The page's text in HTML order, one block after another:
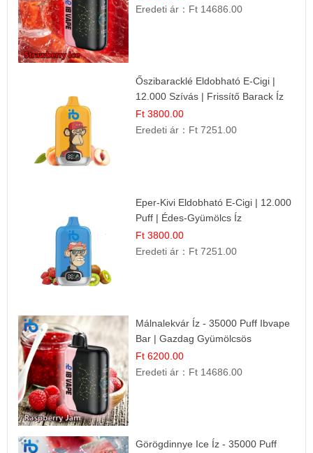
Eredeti ár： Ft 14686.00
Őszibaracklé Eldobható E-Cigi |
12.000 Szívás | Frissítő Barack Íz
Ft 3800.00
Eredeti ár： Ft 7251.00
Eper-Kivi Eldobható E-Cigi | 12.000
Puff | Édes-Gyümölcs Íz
Ft 3800.00
Eredeti ár： Ft 7251.00
Málnalekvár Íz - 35000 Puff Ibvape
Bar | Gazdag Gyümölcsös
Ízélmény!
Ft 6200.00
Eredeti ár： Ft 14686.00
Görögdinnye Ice Íz - 35000 Puff